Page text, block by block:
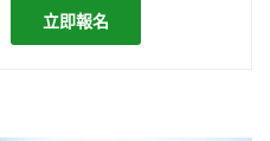
立即報名